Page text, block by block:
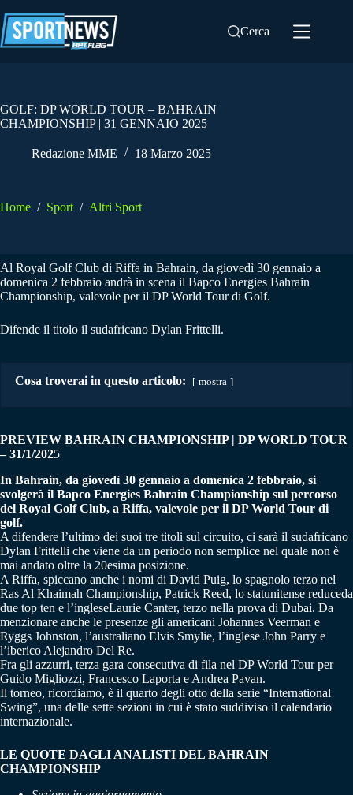
al
contenuto
Cerca
GOLF: DP WORLD TOUR – BAHRAIN
CHAMPIONSHIP | 31 GENNAIO 2025
Redazione MME 18 Marzo 2025
Home / Sport / Altri Sport
Al Royal Golf Club di Riffa in Bahrain, da giovedì 30 gennaio a
domenica 2 febbraio andrà in scena il Bapco Energies Bahrain
Championship, valevole per il DP World Tour di Golf.
Difende il titolo il sudafricano Dylan Frittelli.
Cosa troverai in questo articolo: mostra
PREVIEW BAHRAIN CHAMPIONSHIP | DP WORLD TOUR
– 31/1/2025
In Bahrain, da giovedì 30 gennaio a domenica 2 febbraio, si
svolgerà il Bapco Energies Bahrain Championship sul percorso
del Royal Golf Club, a Riffa, valevole per il DP World Tour di
golf.
A difendere l’ultimo dei suoi tre titoli sul circuito, ci sarà il sudafricano
Dylan Frittelli che viene da un periodo non semplice nel quale non è
mai andato oltre la 20esima posizione.
A Riffa, spiccano anche i nomi di David Puig, lo spagnolo terzo nel
Ras Al Khaimah Championship, Patrick Reed, lo statunitense reduceda
due top ten e l’ingleseLaurie Canter, terzo nella prova di Dubai. Da
menzionare anche le presenze gli americani Johannes Veerman e
Ryggs Johnston, l’australiano Elvis Smylie, l’inglese John Parry e
l’iberico Alejandro Del Re.
Fra gli azzurri, terza gara consecutiva di fila nel DP World Tour per
Guido Migliozzi, Francesco Laporta e Andrea Pavan.
Il torneo, ricordiamo, è il quarto degli otto della serie “International
Swing”, una delle sette sezioni in cui è stato suddiviso il calendario
internazionale.
LE QUOTE DAGLI ANALISTI DEL BAHRAIN
CHAMPIONSHIP